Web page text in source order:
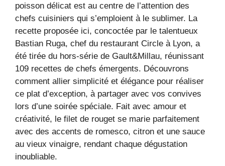
poisson délicat est au centre de l’attention des
chefs cuisiniers qui s’emploient à le sublimer. La
recette proposée ici, concoctée par le talentueux
Bastian Ruga, chef du restaurant Circle à Lyon, a
été tirée du hors-série de Gault&Millau, réunissant
109 recettes de chefs émergents. Découvrons
comment allier simplicité et élégance pour réaliser
ce plat d’exception, à partager avec vos convives
lors d’une soirée spéciale. Fait avec amour et
créativité, le filet de rouget se marie parfaitement
avec des accents de romesco, citron et une sauce
au vieux vinaigre, rendant chaque dégustation
inoubliable.